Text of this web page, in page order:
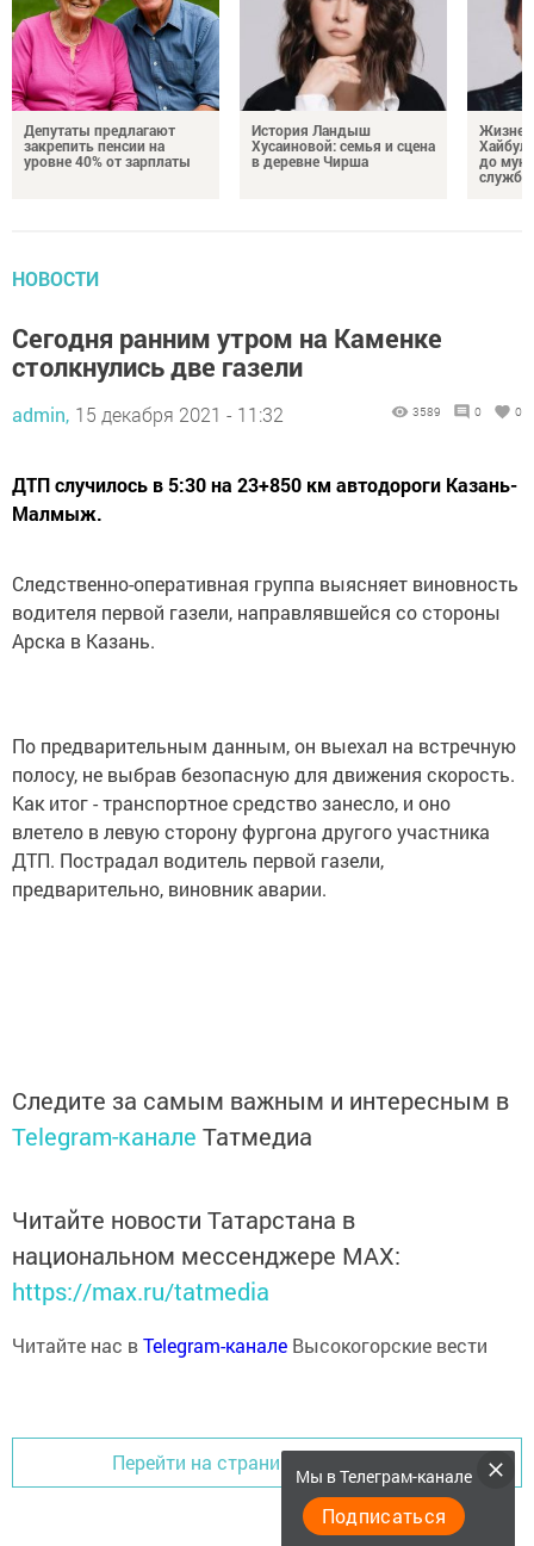
Депутаты предлагают
закрепить пенсии на
уровне 40% от зарплаты
История Ландыш
Хусаиновой: семья и сцена
в деревне Чирша
до
службы
НОВОСТИ
Сегодня ранним утром на Каменке
столкнулись две газели
admin, 15 декабря 2021 - 11:32 3589 0 0
ДТП случилось в 5:30 на 23+850 км автодороги Казань-
Малмыж.
Следственно-оперативная группа выясняет виновность
водителя первой газели, направлявшейся со стороны
Арска в Казань.
По предварительным данным, он выехал на встречную
полосу, не выбрав безопасную для движения скорость.
Как итог - транспортное средство занесло, и оно
влетело в левую сторону фургона другого участника
ДТП. Пострадал водитель первой газели,
предварительно, виновник аварии.
Следите за самым важным и интересным в
Telegram-канале Татмедиа
Читайте новости Татарстана в
национальном мессенджере MАХ:
https://max.ru/tatmedia
Читайте нас вTelegram-канале Высокогорские вести
Перейти на страницу новости
Мы в Телеграм-канале
Подписаться